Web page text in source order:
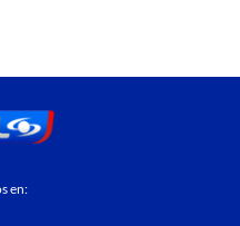
en: